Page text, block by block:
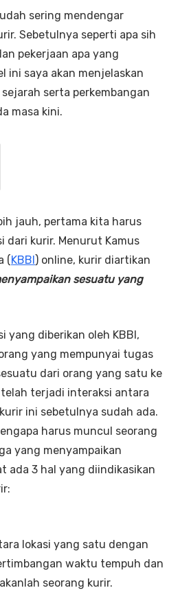
sering mendengar
Sebetulnya seperti apa sih
pekerjaan apa yang
ini saya akan menjelaskan
serta perkembangan
masa kini.
jauh, pertama kita harus
dari kurir. Menurut Kamus
(KBBI) online, kurir diartikan
sesuatu yang
yang diberikan oleh KBBI,
yang mempunyai tugas
dari orang yang satu ke
terjadi interaksi antara
ini sebetulnya sudah ada.
harus muncul seorang
yang menyampaikan
ada 3 hal yang diindikasikan
lokasi yang satu dengan
waktu tempuh dan
seorang kurir.